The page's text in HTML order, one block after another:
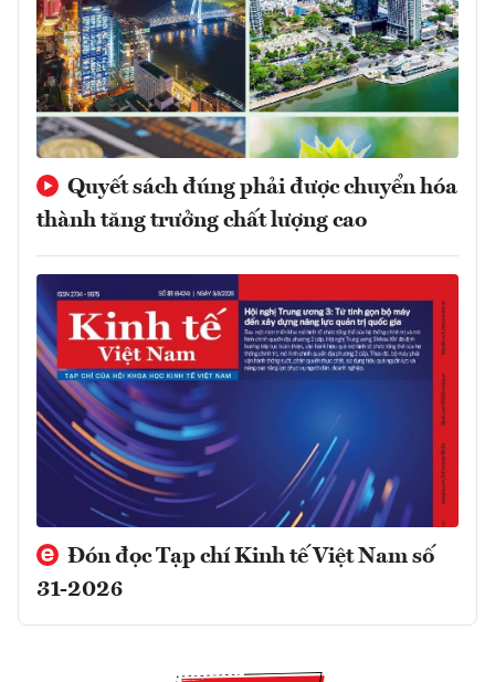
Quyết sách đúng phải được chuyển hóa
thành tăng trưởng chất lượng cao
Đón đọc Tạp chí Kinh tế Việt Nam số
31-2026